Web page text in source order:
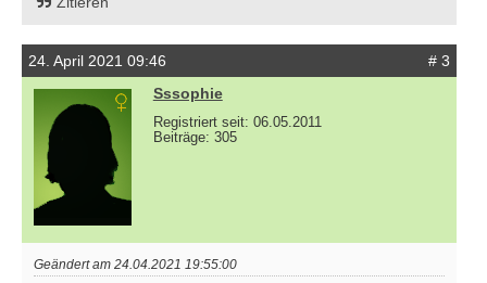
24. April 2021 09:46
# 3
Sssophie
Registriert seit: 06.05.2011
Beiträge: 305
Geändert am 24.04.2021 19:55:00